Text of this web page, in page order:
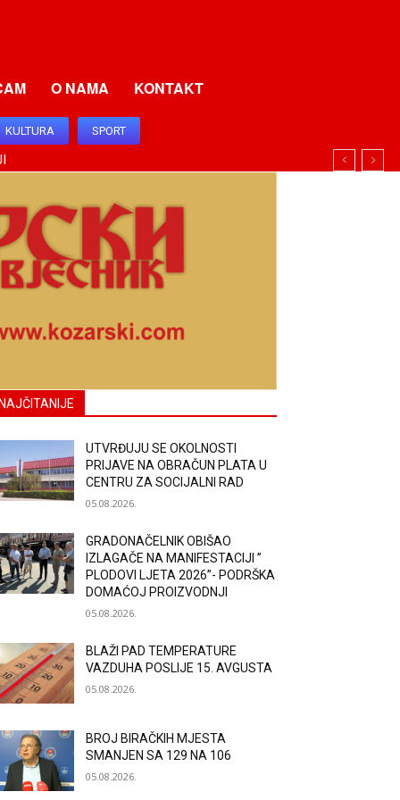
O NAMA KONTAKT
KULTURA SPORT
NAJČITANIJE
UTVRĐUJU SE OKOLNOSTI
PRIJAVE NA OBRAČUN PLATA U
CENTRU ZA SOCIJALNI RAD
05.08.2026.
GRADONAČELNIK OBIŠAO
IZLAGAČE NA MANIFESTACIJI ”
PLODOVI LJETA 2026”- PODRŠKA
DOMAĆOJ PROIZVODNJI
05.08.2026.
BLAŽI PAD TEMPERATURE
VAZDUHA POSLIJE 15. AVGUSTA
05.08.2026.
BROJ BIRAČKIH MJESTA
SMANJEN SA 129 NA 106
05.08.2026.